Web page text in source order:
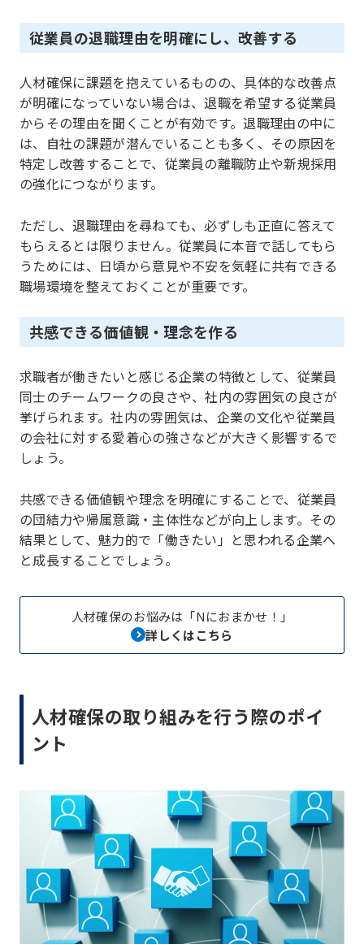
従業員の退職理由を明確にし、改善する
人材確保に課題を抱えているものの、具体的な改善点
が明確になっていない場合は、退職を希望する従業員
からその理由を聞くことが有効です。退職理由の中に
は、自社の課題が潜んでいることも多く、その原因を
特定し改善することで、従業員の離職防止や新規採用
の強化につながります。
ただし、退職理由を尋ねても、必ずしも正直に答えて
もらえるとは限りません。従業員に本音で話してもら
うためには、日頃から意見や不安を気軽に共有できる
職場環境を整えておくことが重要です。
共感できる価値観・理念を作る
求職者が働きたいと感じる企業の特徴として、従業員
同士のチームワークの良さや、社内の雰囲気の良さが
挙げられます。社内の雰囲気は、企業の文化や従業員
の会社に対する愛着心の強さなどが大きく影響するで
しょう。
共感できる価値観や理念を明確にすることで、従業員
の団結力や帰属意識・主体性などが向上します。その
結果として、魅力的で「働きたい」と思われる企業へ
と成長することでしょう。
人材確保のお悩みは「Nにおまかせ！」
詳しくはこちら
人材確保の取り組みを行う際のポイ
ント